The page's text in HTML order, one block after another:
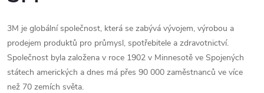
3M je globální společnost, která se zabývá vývojem, výrobou a
prodejem produktů pro průmysl, spotřebitele a zdravotnictví.
Společnost byla založena v roce 1902 v Minnesotě ve Spojených
státech amerických a dnes má přes 90 000 zaměstnanců ve více
než 70 zemích světa.